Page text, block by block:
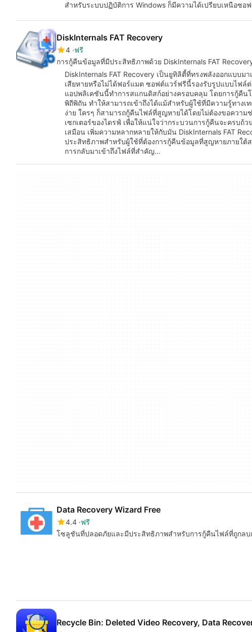
สำหรับระบบปฏิบัติการ Windows ก็มีความได้เปรียบเหนือซอ
DiskInternals FAT Recovery
4 ฟรี
การกู้คืนข้อมูลที่มีประสิทธิภาพด้วย DiskInternals FAT
DiskInternals FAT Recovery เป็นยูทิลิตี้ที่ทรงพลังออกแบบ
เสียหายหรือไม่ได้ฟอร์แมต ซอฟต์แวร์ฟรีนี้รองรับรูปแบบไฟล์ต่
แอปพลิเคชันนี้ทำการสแกนดิสก์อย่างครอบคลุม โดยการกู้คืน
พิถีพิถัน ทำให้สามารถเข้าถึงได้แม้สำหรับผู้ใช้ที่มีความรู้ทางเ
ง่าย ใครๆ ก็สามารถกู้คืนไฟล์ที่สูญหายได้โดยไม่ต้องขอควา
เซกเตอร์ของไดรฟ์ เพื่อให้แน่ใจว่ากระบวนการกู้คืนจะครบ
เสมือน เพิ่มความหลากหลายให้กับมัน DiskInternals FAT
ประสิทธิภาพสำหรับผู้ใช้ที่ต้องการกู้คืนข้อมูลที่สูญหายภายใต้
การกลับมาเข้าถึงไฟล์ที่สำคัญ…
Data Recovery Wizard Free
4.4 ฟรี
โซลูชันที่ปลอดภัยและมีประสิทธิภาพสำหรับการกู้คืนไฟล์ที่ถูกล
Recycle Bin: Deleted Video Recovery, Data